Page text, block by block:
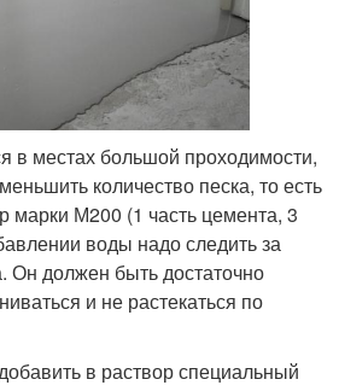
в местах большой проходимости,
количество песка, то есть
марки М200 (1 часть цемента, 3
воды надо следить за
Он должен быть достаточно
и не растекаться по
в раствор специальный